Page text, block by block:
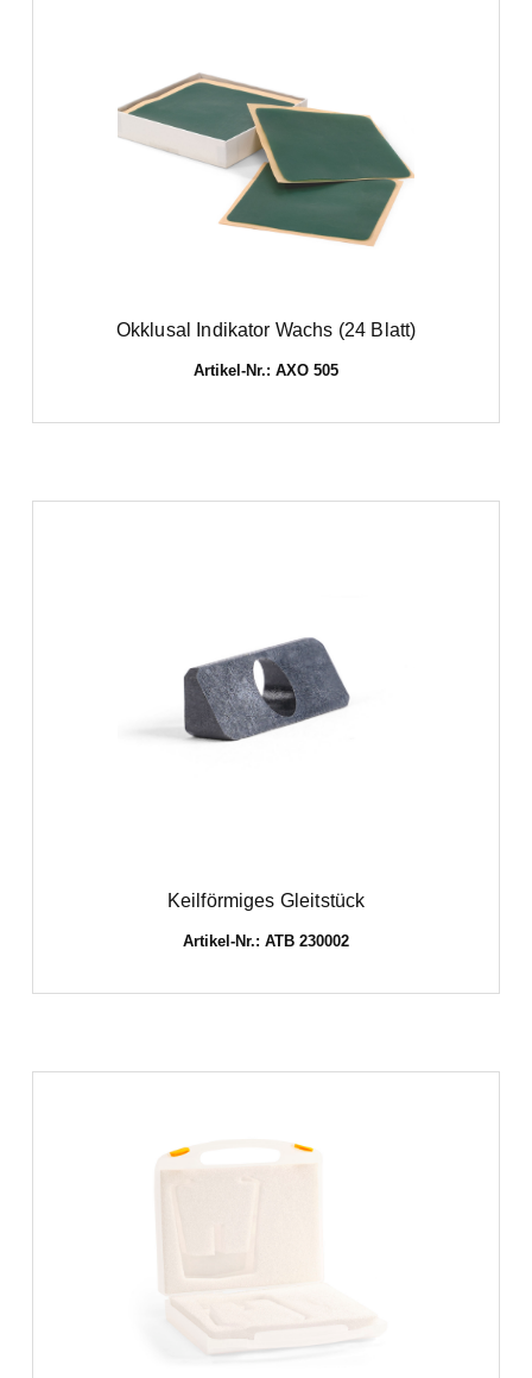
Okklusal Indikator Wachs (24 Blatt)
Artikel-Nr.: AXO 505
Keilförmiges Gleitstück
Artikel-Nr.: ATB 230002